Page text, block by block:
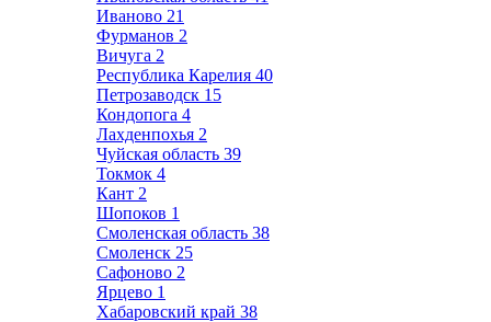
Иваново 21
Фурманов 2
Вичуга 2
Республика Карелия 40
Петрозаводск 15
Кондопога 4
Лахденпохья 2
Чуйская область 39
Токмок 4
Кант 2
Шопоков 1
Смоленская область 38
Смоленск 25
Сафоново 2
Ярцево 1
Хабаровский край 38